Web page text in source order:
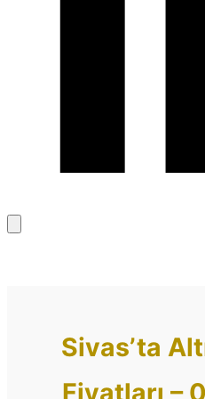
kopyala
Sivas’ta
Fiyatları –